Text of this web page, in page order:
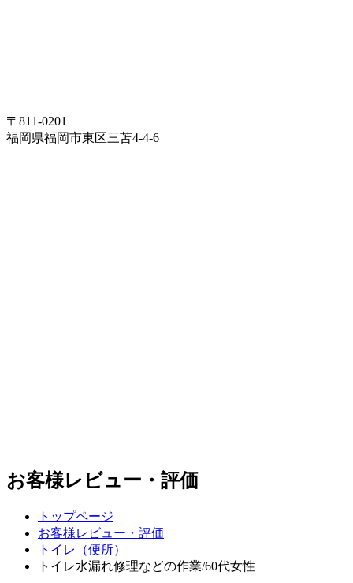
〒811-0201
福岡県福岡市東区三苫4-4-6
お客様レビュー・評価
トップページ
お客様レビュー・評価
トイレ（便所）
トイレ水漏れ修理などの作業/60代女性